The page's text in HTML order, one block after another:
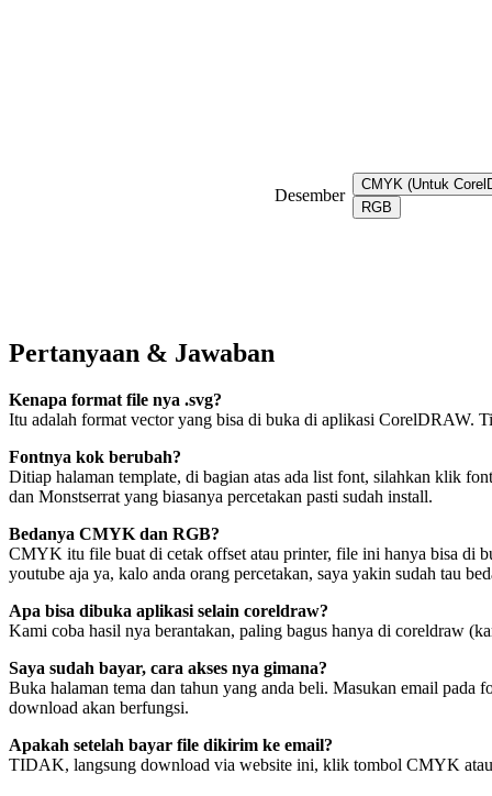
Desember
CMYK (Untuk
RGB
Pertanyaan & Jawaban
Kenapa format file nya .svg?
Itu adalah format vector yang bisa di buka di aplikasi CorelDRAW.
Fontnya kok berubah?
Ditiap halaman template, di bagian atas ada list font, silahkan klik
dan Monstserrat yang biasanya percetakan pasti sudah install.
Bedanya CMYK dan RGB?
CMYK itu file buat di cetak offset atau printer, file ini hanya bisa di
youtube aja ya, kalo anda orang percetakan, saya yakin sudah tau
Apa bisa dibuka aplikasi selain coreldraw?
Kami coba hasil nya berantakan, paling bagus hanya di coreldraw
Saya sudah bayar, cara akses nya gimana?
Buka halaman tema dan tahun yang anda beli. Masukan email
download akan berfungsi.
Apakah setelah bayar file dikirim ke email?
TIDAK, langsung download via website ini, klik tombol CMYK